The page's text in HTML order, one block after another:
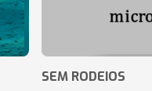
SEM RODEIOS